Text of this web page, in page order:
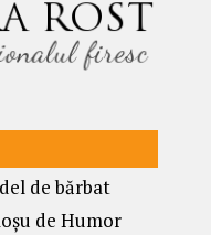
de bărbat
de Humor